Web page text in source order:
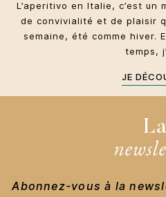
L’aperitivo en Italie, c’est un
de convivialité et de plaisir
semaine, été comme hiver.
temps,
JE
La
Abonnez-vous à la